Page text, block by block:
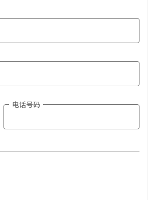
电话号码